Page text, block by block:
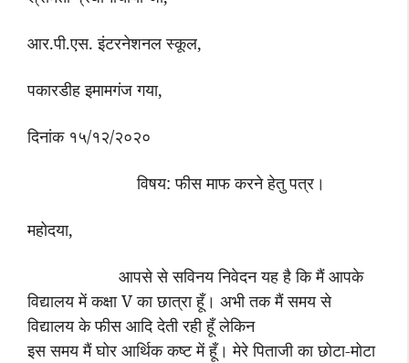
आर.पी.एस. इंटरनेशनल स्कूल,
पकारडीह इमामगंज गया,
दिनांक १५/१२/२०२०
विषय: फीस माफ करने हेतु पत्र।
महोदया,
आपसे से सविनय निवेदन यह है कि मैं आपके
विद्यालय में कक्षाVका छात्रा हूँ। अभी तक मैं समय से
विद्यालय के फीस आदि देती रही हूँ लेकिन
इस समय मैं घोर आर्थिक कष्ट में हूँ। मेरे पिताजी का छोटा-मोटा